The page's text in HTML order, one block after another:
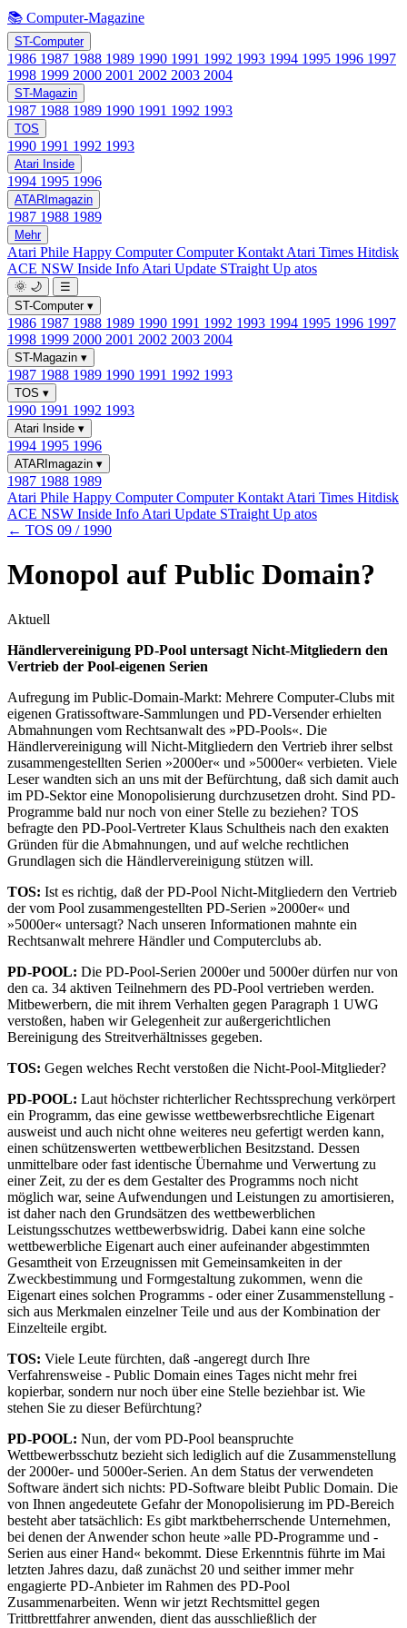
📚 Computer-Magazine
ST-Computer
1986 1987 1988 1989 1990 1991 1992 1993 1994 1995 1996 1997
1998 1999 2000 2001 2002 2003 2004
ST-Magazin
1987 1988 1989 1990 1991 1992 1993
TOS
1990 1991 1992 1993
Atari Inside
1994 1995 1996
ATARImagazin
1987 1988 1989
Mehr
Atari Phile Happy ComputerComputer Kontakt Atari Times Hitdisk
ACE NSW Inside Info Atari Update STraight Up atos
🌞 🌙
☰
ST-Computer ▾
1986 1987 1988 1989 1990 1991 1992 1993 1994 1995 1996 1997
1998 1999 2000 2001 2002 2003 2004
ST-Magazin ▾
1987 1988 1989 1990 1991 1992 1993
TOS ▾
1990 1991 1992 1993
Atari Inside ▾
1994 1995 1996
ATARImagazin ▾
1987 1988 1989
Atari Phile Happy ComputerComputer Kontakt Atari Times Hitdisk
ACE NSW Inside Info Atari Update STraight Up atos
← TOS 09 / 1990
Monopol auf Public Domain?
Aktuell
Händlervereinigung PD-Pool untersagt Nicht-Mitgliedern den
Vertrieb der Pool-eigenen Serien
Aufregung im Public-Domain-Markt: Mehrere Computer-Clubs mit
eigenen Gratissoftware-Sammlungen und PD-Versender erhielten
Abmahnungen vom Rechtsanwalt des »PD-Pools«. Die
Händlervereinigung will Nicht-Mitgliedern den Vertrieb ihrer selbst
zusammengestellten Serien »2000er« und »5000er« verbieten. Viele
Leser wandten sich an uns mit der Befürchtung, daß sich damit auch
im PD-Sektor eine Monopolisierung durchzusetzen droht. Sind PD-
Programme bald nur noch von einer Stelle zu beziehen? TOS
befragte den PD-Pool-Vertreter Klaus Schultheis nach den exakten
Gründen für die Abmahnungen, und auf welche rechtlichen
Grundlagen sich die Händlervereinigung stützen will.
TOS: Ist es richtig, daß der PD-Pool Nicht-Mitgliedern den Vertrieb
der vom Pool zusammengestellten PD-Serien »2000er« und
»5000er« untersagt? Nach unseren Informationen mahnte ein
Rechtsanwalt mehrere Händler und Computerclubs ab.
PD-POOL: Die PD-Pool-Serien 2000er und 5000er dürfen nur von
den ca. 34 aktiven Teilnehmern des PD-Pool vertrieben werden.
Mitbewerbern, die mit ihrem Verhalten gegen Paragraph 1 UWG
verstoßen, haben wir Gelegenheit zur außergerichtlichen
Bereinigung des Streitverhältnisses gegeben.
TOS: Gegen welches Recht verstoßen die Nicht-Pool-Mitglieder?
PD-POOL: Laut höchster richterlicher Rechtssprechung verkörpert
ein Programm, das eine gewisse wettbewerbsrechtliche Eigenart
ausweist und auch nicht ohne weiteres neu gefertigt werden kann,
einen schützenswerten wettbewerblichen Besitzstand. Dessen
unmittelbare oder fast identische Übernahme und Verwertung zu
einer Zeit, zu der es dem Gestalter des Programms noch nicht
möglich war, seine Aufwendungen und Leistungen zu amortisieren,
ist daher nach den Grundsätzen des wettbewerblichen
Leistungsschutzes wettbewerbswidrig. Dabei kann eine solche
wettbewerbliche Eigenart auch einer aufeinander abgestimmten
Gesamtheit von Erzeugnissen mit Gemeinsamkeiten in der
Zweckbestimmung und Formgestaltung zukommen, wenn die
Eigenart eines solchen Programms - oder einer Zusammenstellung -
sich aus Merkmalen einzelner Teile und aus der Kombination der
Einzelteile ergibt.
TOS: Viele Leute fürchten, daß -angeregt durch Ihre
Verfahrensweise - Public Domain eines Tages nicht mehr frei
kopierbar, sondern nur noch über eine Stelle beziehbar ist. Wie
stehen Sie zu dieser Befürchtung?
PD-POOL: Nun, der vom PD-Pool beanspruchte
Wettbewerbsschutz bezieht sich lediglich auf die Zusammenstellung
der 2000er- und 5000er-Serien. An dem Status der verwendeten
Software ändert sich nichts: PD-Software bleibt Public Domain. Die
von Ihnen angedeutete Gefahr der Monopolisierung im PD-Bereich
besteht aber tatsächlich: Es gibt marktbeherrschende Unternehmen,
bei denen der Anwender schon heute »alle PD-Programme und -
Serien aus einer Hand« bekommt. Diese Erkenntnis führte im Mai
letzten Jahres dazu, daß zunächst 20 und seither immer mehr
engagierte PD-Anbieter im Rahmen des PD-Pool
Zusammenarbeiten. Wenn wir jetzt Rechtsmittel gegen
Trittbrettfahrer anwenden, dient das ausschließlich der